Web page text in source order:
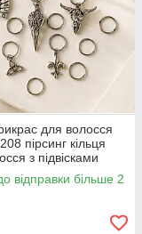
для волосся
пірсинг кільця
з підвісками
відправки більше 2